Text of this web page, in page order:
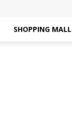
SHOPPING MALL